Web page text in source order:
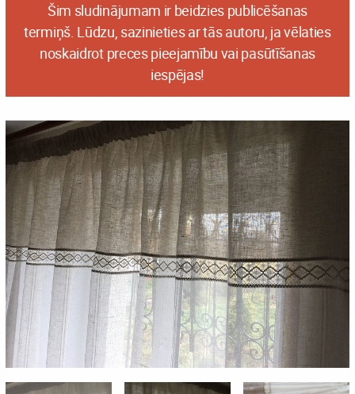
Šim sludinājumam ir beidzies publicēšanas
termiņš. Lūdzu, sazinieties ar tās autoru, ja vēlaties
noskaidrot preces pieejamību vai pasūtīšanas
iespējas!